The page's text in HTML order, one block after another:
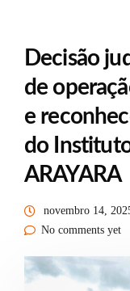
Decisão
de
e
do
ARAYARA
novembro 14,
No comments yet